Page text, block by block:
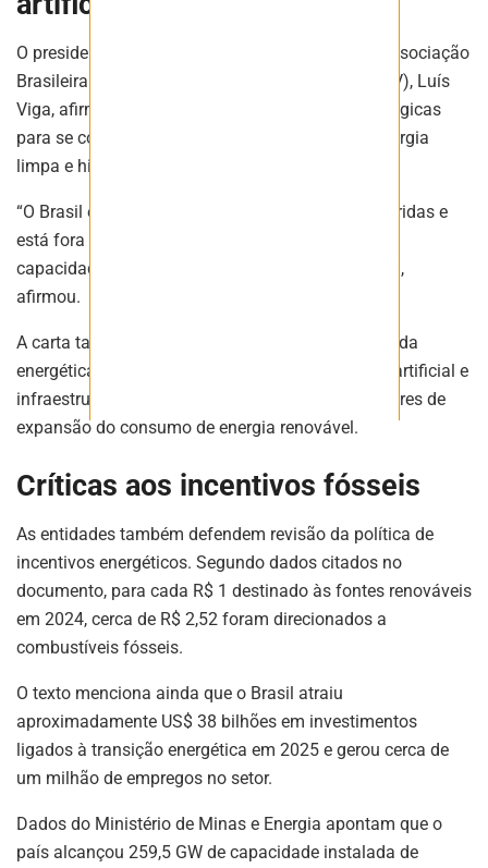
O presidente do Conselho de Administração da Associação
Brasileira da Indústria do Hidrogênio Verde (ABIHV), Luís
Viga, afirmou que o Brasil reúne condições estratégicas
para se consolidar como fornecedor global de energia
limpa e hidrogênio verde.
“O Brasil é um celeiro de soluções energéticas híbridas e
está fora de áreas de conflito geopolítico. Temos
capacidade de ofertar energia barata e em escala”,
afirmou.
A carta também destaca o crescimento da demanda
energética associada a data centers, inteligência artificial e
infraestrutura digital, apontados como novos vetores de
expansão do consumo de energia renovável.
Críticas aos incentivos fósseis
As entidades também defendem revisão da política de
incentivos energéticos. Segundo dados citados no
documento, para cada R$ 1 destinado às fontes renováveis
em 2024, cerca de R$ 2,52 foram direcionados a
combustíveis fósseis.
O texto menciona ainda que o Brasil atraiu
aproximadamente US$ 38 bilhões em investimentos
ligados à transição energética em 2025 e gerou cerca de
um milhão de empregos no setor.
Dados do Ministério de Minas e Energia apontam que o
país alcançou 259,5 GW de capacidade instalada de